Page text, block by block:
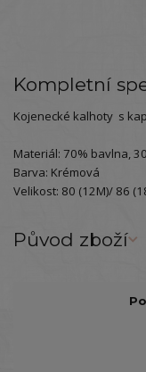
Kompletní
Kojenecké kalhoty s
Materiál: 70% bavlna,
Barva: Krémová
Velikost: 80 (12M)/ 86
Původ zboží